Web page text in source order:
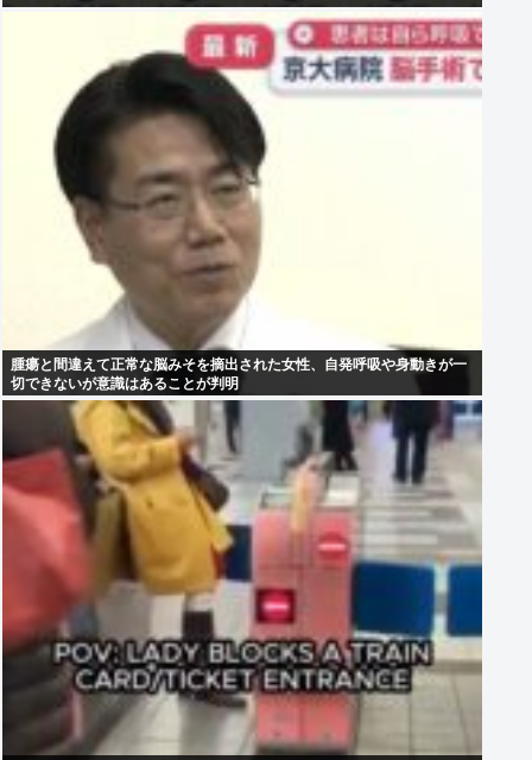
腫瘍と間違えて正常な脳みそを摘出された女性、自発呼吸や身動きが一
切できないが意識はあることが判明